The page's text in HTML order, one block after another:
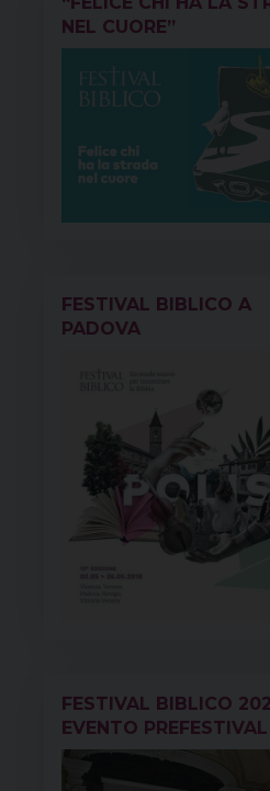
t
NEL CUORE”
FESTIVAL BIBLICO A
PADOVA
FESTIVAL BIBLICO
EVENTO PREFESTIVAL